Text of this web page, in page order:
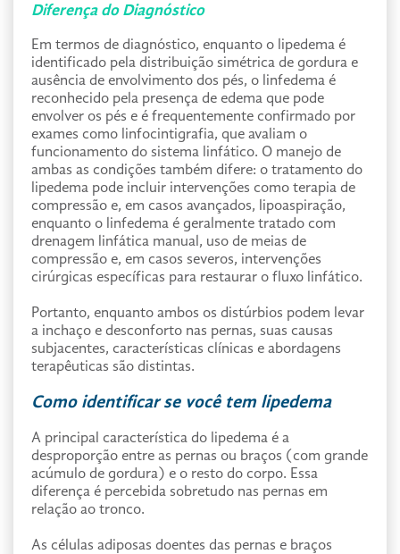
Diferença do Diagnóstico
Em termos de diagnóstico, enquanto o lipedema é
identificado pela distribuição simétrica de gordura e
ausência de envolvimento dos pés, o linfedema é
reconhecido pela presença de edema que pode
envolver os pés e é frequentemente confirmado por
exames como linfocintigrafia, que avaliam o
funcionamento do sistema linfático. O manejo de
ambas as condições também difere: o tratamento do
lipedema pode incluir intervenções como terapia de
compressão e, em casos avançados, lipoaspiração,
enquanto o linfedema é geralmente tratado com
drenagem linfática manual, uso de meias de
compressão e, em casos severos, intervenções
cirúrgicas específicas para restaurar o fluxo linfático.
Portanto, enquanto ambos os distúrbios podem levar
a inchaço e desconforto nas pernas, suas causas
subjacentes, características clínicas e abordagens
terapêuticas são distintas.
Como identificar se você tem lipedema
A principal característica do lipedema é a
desproporção entre as pernas ou braços (com grande
acúmulo de gordura) e o resto do corpo. Essa
diferença é percebida sobretudo nas pernas em
relação ao tronco.
As células adiposas doentes das pernas e braços